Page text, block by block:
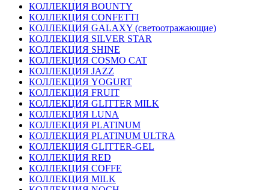
КОЛЛЕКЦИЯ BOUNTY
КОЛЛЕКЦИЯ CONFETTI
КОЛЛЕКЦИЯ GALAXY (светоотражающие)
КОЛЛЕКЦИЯ SILVER STAR
КОЛЛЕКЦИЯ SHINE
КОЛЛЕКЦИЯ COSMO CAT
КОЛЛЕКЦИЯ JAZZ
КОЛЛЕКЦИЯ YOGURT
КОЛЛЕКЦИЯ FRUIT
КОЛЛЕКЦИЯ GLITTER MILK
КОЛЛЕКЦИЯ LUNA
КОЛЛЕКЦИЯ PLATINUM
КОЛЛЕКЦИЯ PLATINUM ULTRA
КОЛЛЕКЦИЯ GLITTER-GEL
КОЛЛЕКЦИЯ RED
КОЛЛЕКЦИЯ COFFE
КОЛЛЕКЦИЯ MILK